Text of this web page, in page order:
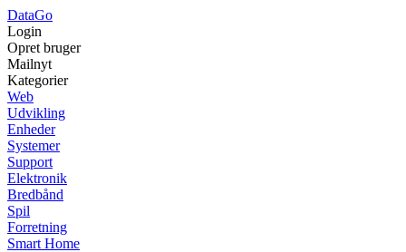
DataGo
Login
Opret bruger
Mailnyt
Kategorier
Web
Udvikling
Enheder
Systemer
Support
Elektronik
Bredbånd
Spil
Forretning
Smart Home